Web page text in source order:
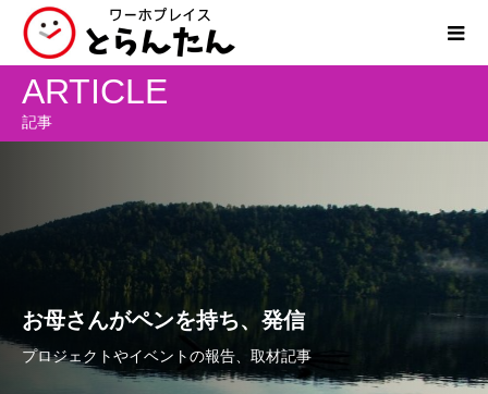
ARTICLE
記事
お母さんがペンを持ち、発信
プロジェクトやイベントの報告、取材記事